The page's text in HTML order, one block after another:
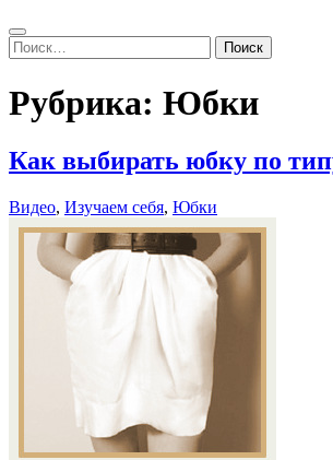
Search
Найти:
Рубрика: Юбки
Как выбирать юбку по
Видео, Изучаем себя, Юбки